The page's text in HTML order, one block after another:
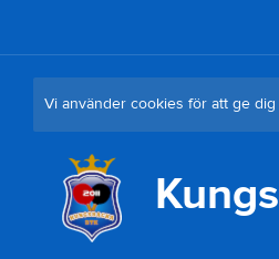
Vi använder cookies för att ge